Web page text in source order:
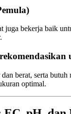
juga bekerja baik
berat, serta
optimal.